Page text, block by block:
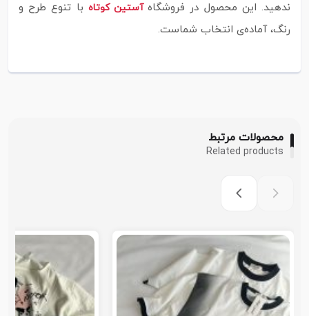
ندهید. این محصول در فروشگاهآستین کوتاه با تنوع طرح و
رنگ، آماده‌ی انتخاب شماست.
محصولات مرتبط
Related products